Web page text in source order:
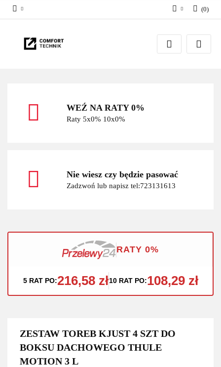
Zaloguj się
Zarejestruj się
(0)
WEŹ NA RATY 0%
Raty 5x0% 10x0%
Nie wiesz czy będzie pasować
Zadzwoń lub napisz tel:723131613
RATY 0%
5 RAT PO:216,58 zł10 RAT PO:108,29 zł
ZESTAW TOREB KJUST 4 SZT DO
BOKSU DACHOWEGO THULE
MOTION 3 L